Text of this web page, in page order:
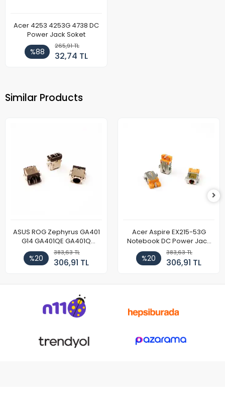
Acer 4253 4253G 4738 DC
Power Jack Soket
%88
265,91 TL
32,74 TL
Similar Products
ASUS ROG Zephyrus GA401
G14 GA401QE GA401Q
GA402 GA402R GA402RK
HQ058T GA503QR GA503QS
GA503QM GA503QE GX650
Soketi
%20
383,63 TL
306,91 TL
Acer Aspire EX215-53G
Notebook DC Power Jack
Soket
%20
383,63 TL
306,91 TL